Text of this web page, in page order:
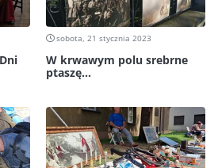
sobota, 21 stycznia 2023
W krwawym polu srebrne
ptaszę...